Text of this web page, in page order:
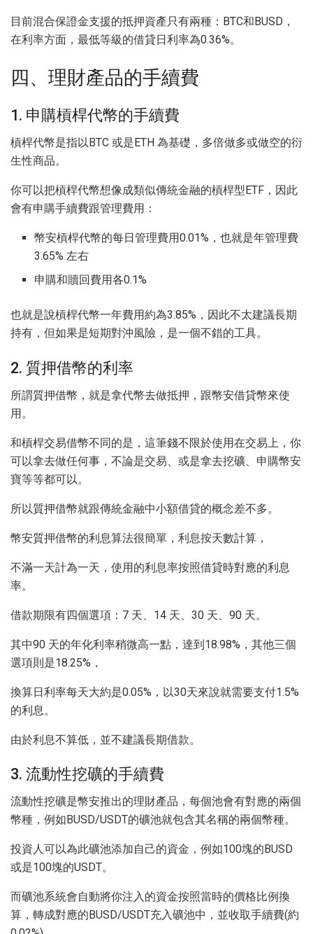
目前混合保證金支援的抵押資產只有兩種：BTC和BUSD，
在利率方面，最低等級的借貸日利率為0.36%。
四、理財產品的手續費
1. 申購槓桿代幣的手續費
槓桿代幣是指以BTC 或是ETH 為基礎，多倍做多或做空的衍
生性商品。
你可以把槓桿代幣想像成類似傳統金融的槓桿型ETF，因此
會有申購手續費跟管理費用：
幣安槓桿代幣的每日管理費用0.01%，也就是年管理費
3.65% 左右
申購和贖回費用各0.1%
也就是說槓桿代幣一年費用約為3.85%，因此不太建議長期
持有，但如果是短期對沖風險，是一個不錯的工具。
2. 質押借幣的利率
所謂質押借幣，就是拿代幣去做抵押，跟幣安借貸幣來使
用。
和槓桿交易借幣不同的是，這筆錢不限於使用在交易上，你
可以拿去做任何事，不論是交易、或是拿去挖礦、申購幣安
寶等等都可以。
所以質押借幣就跟傳統金融中小額借貸的概念差不多。
幣安質押借幣的利息算法很簡單，利息按天數計算，
不滿一天計為一天，使用的利息率按照借貸時對應的利息
率。
借款期限有四個選項：7 天、14 天、30 天、90 天。
其中90 天的年化利率稍微高一點，達到18.98%，其他三個
選項則是18.25%，
換算日利率每天大約是0.05%，以30天來說就需要支付1.5%
的利息。
由於利息不算低，並不建議長期借款。
3. 流動性挖礦的手續費
流動性挖礦是幣安推出的理財產品，每個池會有對應的兩個
幣種，例如BUSD/USDT的礦池就包含其名稱的兩個幣種。
投資人可以為此礦池添加自己的資金，例如100塊的BUSD
或是100塊的USDT。
而礦池系統會自動將你注入的資金按照當時的價格比例換
算，轉成對應的BUSD/USDT充入礦池中，並收取手續費(約